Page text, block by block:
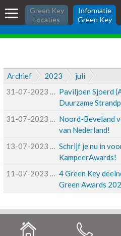
links
Jump
to
Jump
to
the
Archief 2023
juli
31-07-2023
Paviljoen Sjoerd
Duurzame
31-07-2023
Noord-Beveland
van Nederland!
13-07-2023
Schrijf je nu in
KampeerAwards!
11-07-2023
4 Green Key
Green Awards
Green Key
Locaties
Informatie
Green Key
Informatie Green
Key
Ik wil Green Key
Ik heb Green Key
Zoeken:
inloggen